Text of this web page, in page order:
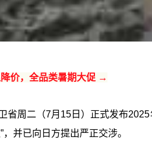
价，全品类暑期大促 →
省周二（7月15日）正式发布
并已向日方提出严正交涉。